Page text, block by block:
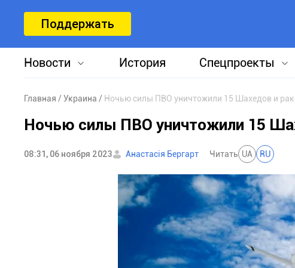
Поддержать
Новости История Спецпроекты
Главная Украина Ночью силы ПВО уничтожили 15 Шахедов и
Ночью силы ПВО уничтожили 15
08:31, 06 ноября 2023 Анастасія Бергарт Читать UA RU